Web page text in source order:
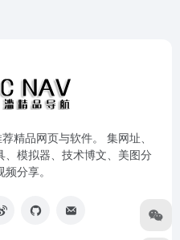
精品网页与软件。 集网址、
模拟器、技术博文、美图分
分享。